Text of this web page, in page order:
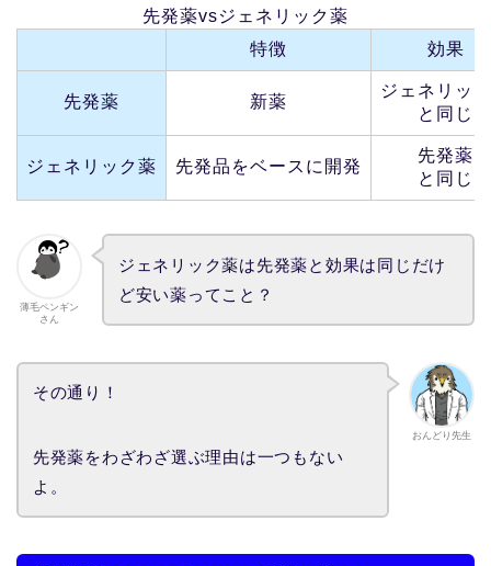
先発薬vsジェネリック薬
特徴
効果
先発薬 新薬
ジェネリッ
と同じ
ジェネリック薬 先発品をベースに開発
先発薬
と同じ
薄毛ペンギン
さん
ジェネリック薬は先発薬と効果は同じだけ
ど安い薬ってこと？
おんどり先生
その通り！
先発薬をわざわざ選ぶ理由は一つもない
よ。